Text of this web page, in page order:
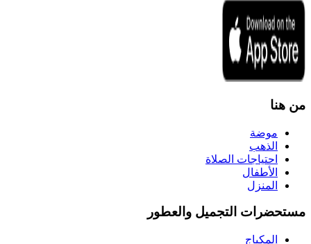
من هنا
موضة
الذهب
احتياجات الصلاة
الأطفال
المنزل
مستحضرات التجميل والعطور
المكياج